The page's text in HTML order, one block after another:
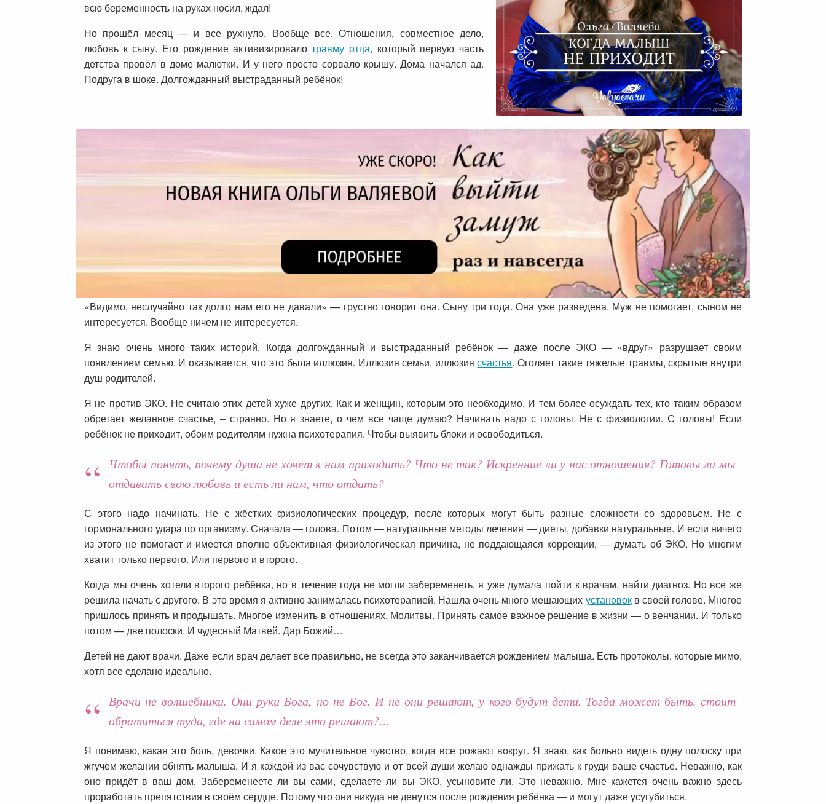
всю беременность на руках носил, ждал!
Но прошёл месяц — и все рухнуло. Вообще все. Отношения, совместное дело,
любовь к сыну. Его рождение активизировалотравму отца, который первую часть
детства провёл в доме малютки. И у него просто сорвало крышу. Дома начался ад.
Подруга в шоке. Долгожданный выстраданный ребёнок!
«Видимо, неслучайно так долго нам его не давали» — грустно говорит она. Сыну три года. Она уже разведена. Муж не помогает, сыном не
интересуется. Вообще ничем не интересуется.
Я знаю очень много таких историй. Когда долгожданный и выстраданный ребёнок — даже после ЭКО — «вдруг» разрушает своим
появлением семью. И оказывается, что это была иллюзия. Иллюзия семьи, иллюзиясчастья. Оголяет такие тяжелые травмы, скрытые внутри
душ родителей.
Я не против ЭКО. Не считаю этих детей хуже других. Как и женщин, которым это необходимо. И тем более осуждать тех, кто таким образом
обретает желанное счастье, – странно. Но я знаете, о чем все чаще думаю? Начинать надо с головы. Не с физиологии. С головы! Если
ребёнок не приходит, обоим родителям нужна психотерапия. Чтобы выявить блоки и освободиться.
Чтобы понять, почему душа не хочет к нам приходить? Что не так? Искренние ли у нас отношения? Готовы ли мы
отдавать свою любовь и есть ли нам, что отдать?
С этого надо начинать. Не с жёстких физиологических процедур, после которых могут быть разные сложности со здоровьем. Не с
гормонального удара по организму. Сначала — голова. Потом — натуральные методы лечения — диеты, добавки натуральные. И если ничего
из этого не помогает и имеется вполне объективная физиологическая причина, не поддающаяся коррекции, — думать об ЭКО. Но многим
хватит только первого. Или первого и второго.
Когда мы очень хотели второго ребёнка, но в течение года не могли забеременеть, я уже думала пойти к врачам, найти диагноз. Но все же
решила начать с другого. В это время я активно занималась психотерапией. Нашла очень много мешающих установокв своей голове. Многое
пришлось принять и продышать. Многое изменить в отношениях. Молитвы. Принять самое важное решение в жизни — о венчании. И только
потом — две полоски. И чудесный Матвей. Дар Божий…
Детей не дают врачи. Даже если врач делает все правильно, не всегда это заканчивается рождением малыша. Есть протоколы, которые мимо,
хотя все сделано идеально.
Врачи не волшебники. Они руки Бога, но не Бог. И не они решают, у кого будут дети. Тогда может быть, стоит
обратиться туда, где на самом деле это решают?…
Я понимаю, какая это боль, девочки. Какое это мучительное чувство, когда все рожают вокруг. Я знаю, как больно видеть одну полоску при
жгучем желании обнять малыша. И я каждой из вас сочувствую и от всей души желаю однажды прижать к груди ваше счастье. Неважно, как
оно придёт в ваш дом. Забеременеете ли вы сами, сделаете ли вы ЭКО, усыновите ли. Это неважно. Мне кажется очень важно здесь
проработать препятствия в своём сердце. Потому что они никуда не денутся после рождения ребёнка — и могут даже усугубиться.